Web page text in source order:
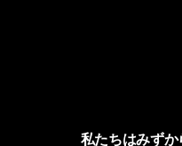
私たちはみず